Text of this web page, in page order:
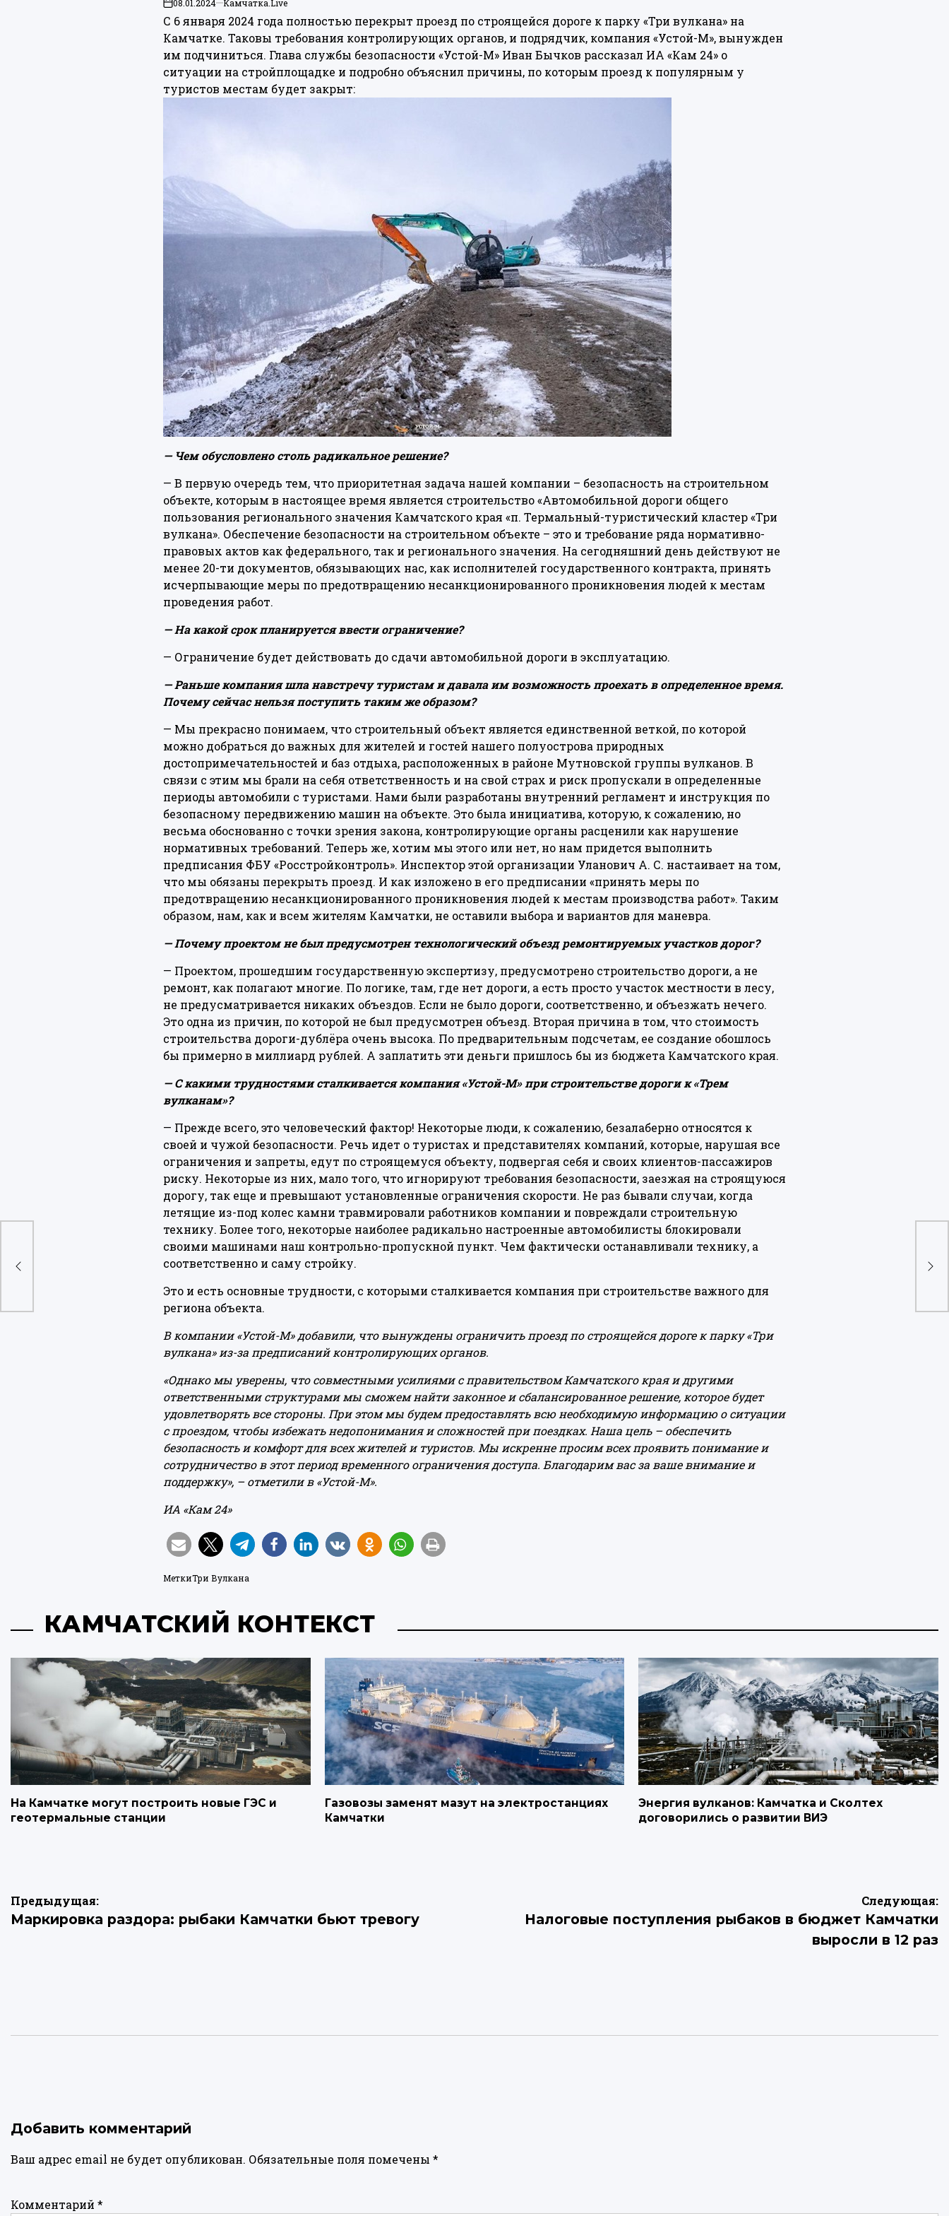
on08.01.2024 Камчатка.Live
С 6 января 2024 года полностью перекрыт проезд по строящейся дороге к парку «Три вулкана» на
Камчатке. Таковы требования контролирующих органов, и подрядчик, компания «Устой-М», вынужден
им подчиниться. Глава службы безопасности «Устой-М» Иван Бычков рассказал ИА «Кам 24» о
ситуации на стройплощадке и подробно объяснил причины, по которым проезд к популярным у
туристов местам будет закрыт:
— Чем обусловлено столь радикальное решение?
— В первую очередь тем, что приоритетная задача нашей компании – безопасность на строительном
объекте, которым в настоящее время является строительство «Автомобильной дороги общего
пользования регионального значения Камчатского края «п. Термальный-туристический кластер «Три
вулкана». Обеспечение безопасности на строительном объекте – это и требование ряда нормативно-
правовых актов как федерального, так и регионального значения. На сегодняшний день действуют не
менее 20-ти документов, обязывающих нас, как исполнителей государственного контракта, принять
исчерпывающие меры по предотвращению несанкционированного проникновения людей к местам
проведения работ.
— На какой срок планируется ввести ограничение?
— Ограничение будет действовать до сдачи автомобильной дороги в эксплуатацию.
— Раньше компания шла навстречу туристам и давала им возможность проехать в определенное время.
Почему сейчас нельзя поступить таким же образом?
— Мы прекрасно понимаем, что строительный объект является единственной веткой, по которой
можно добраться до важных для жителей и гостей нашего полуострова природных
достопримечательностей и баз отдыха, расположенных в районе Мутновской группы вулканов. В
связи с этим мы брали на себя ответственность и на свой страх и риск пропускали в определенные
периоды автомобили с туристами. Нами были разработаны внутренний регламент и инструкция по
безопасному передвижению машин на объекте. Это была инициатива, которую, к сожалению, но
весьма обоснованно с точки зрения закона, контролирующие органы расценили как нарушение
нормативных требований. Теперь же, хотим мы этого или нет, но нам придется выполнить
предписания ФБУ «Росстройконтроль». Инспектор этой организации Уланович А. С. настаивает на том,
что мы обязаны перекрыть проезд. И как изложено в его предписании «принять меры по
предотвращению несанкционированного проникновения людей к местам производства работ». Таким
образом, нам, как и всем жителям Камчатки, не оставили выбора и вариантов для маневра.
— Почему проектом не был предусмотрен технологический объезд ремонтируемых участков дорог?
— Проектом, прошедшим государственную экспертизу, предусмотрено строительство дороги, а не
ремонт, как полагают многие. По логике, там, где нет дороги, а есть просто участок местности в лесу,
не предусматривается никаких объездов. Если не было дороги, соответственно, и объезжать нечего.
Это одна из причин, по которой не был предусмотрен объезд. Вторая причина в том, что стоимость
строительства дороги-дублёра очень высока. По предварительным подсчетам, ее создание обошлось
бы примерно в миллиард рублей. А заплатить эти деньги пришлось бы из бюджета Камчатского края.
— С какими трудностями сталкивается компания «Устой-М» при строительстве дороги к «Трем
вулканам»?
— Прежде всего, это человеческий фактор! Некоторые люди, к сожалению, безалаберно относятся к
своей и чужой безопасности. Речь идет о туристах и представителях компаний, которые, нарушая все
ограничения и запреты, едут по строящемуся объекту, подвергая себя и своих клиентов-пассажиров
риску. Некоторые из них, мало того, что игнорируют требования безопасности, заезжая на строящуюся
дорогу, так еще и превышают установленные ограничения скорости. Не раз бывали случаи, когда
летящие из-под колес камни травмировали работников компании и повреждали строительную
технику. Более того, некоторые наиболее радикально настроенные автомобилисты блокировали
своими машинами наш контрольно-пропускной пункт. Чем фактически останавливали технику, а
соответственно и саму стройку.
Это и есть основные трудности, с которыми сталкивается компания при строительстве важного для
региона объекта.
В компании «Устой-М» добавили, что вынуждены ограничить проезд по строящейся дороге к парку «Три
вулкана» из-за предписаний контролирующих органов.
«Однако мы уверены, что совместными усилиями с правительством Камчатского края и другими
ответственными структурами мы сможем найти законное и сбалансированное решение, которое будет
удовлетворять все стороны. При этом мы будем предоставлять всю необходимую информацию о ситуации
с проездом, чтобы избежать недопонимания и сложностей при поездках. Наша цель – обеспечить
безопасность и комфорт для всех жителей и туристов. Мы искренне просим всех проявить понимание и
сотрудничество в этот период временного ограничения доступа. Благодарим вас за ваше внимание и
поддержку», – отметили в «Устой-М».
ИА «Кам 24»
МеткиТри Вулкана
КАМЧАТСКИЙ КОНТЕКСТ
На Камчатке могут построить новые ГЭС и
геотермальные станции
Газовозы заменят мазут на электростанциях
Камчатки
Энергия вулканов: Камчатка и Сколтех
договорились о развитии ВИЭ
Навигация
по
Предыдущая:
Маркировка раздора: рыбаки Камчатки бьют тревогу
Следующая:
Налоговые поступления рыбаков в бюджет Камчатки
выросли в 12 раз
Добавить комментарий
Ваш адрес email не будет опубликован. Обязательные поля помечены *
Комментарий *